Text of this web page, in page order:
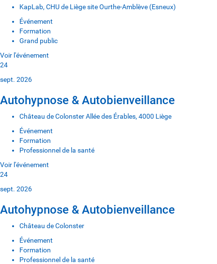
KapLab, CHU de Liège site Ourthe-Amblève (Esneux)
Événement
Formation
Grand public
Voir l'événement
24
sept. 2026
Autohypnose & Autobienveillance
Château de Colonster Allée des Érables, 4000 Liège
Événement
Formation
Professionnel de la santé
Voir l'événement
24
sept. 2026
Autohypnose & Autobienveillance
Château de Colonster
Événement
Formation
Professionnel de la santé